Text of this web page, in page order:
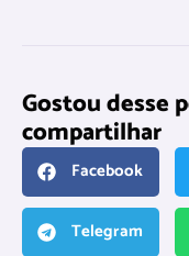
Gostou desse
compartilhar
Facebook
Telegram